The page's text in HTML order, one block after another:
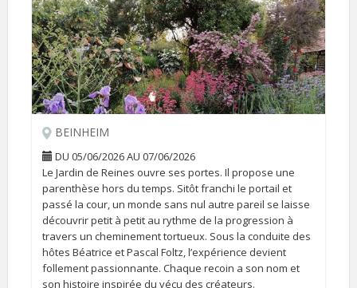
BEINHEIM
DU 05/06/2026 AU 07/06/2026
Le Jardin de Reines ouvre ses portes. Il propose une
parenthèse hors du temps. Sitôt franchi le portail et
passé la cour, un monde sans nul autre pareil se laisse
découvrir petit à petit au rythme de la progression à
travers un cheminement tortueux. Sous la conduite des
hôtes Béatrice et Pascal Foltz, l’expérience devient
follement passionnante. Chaque recoin a son nom et
son histoire inspirée du vécu des créateurs.